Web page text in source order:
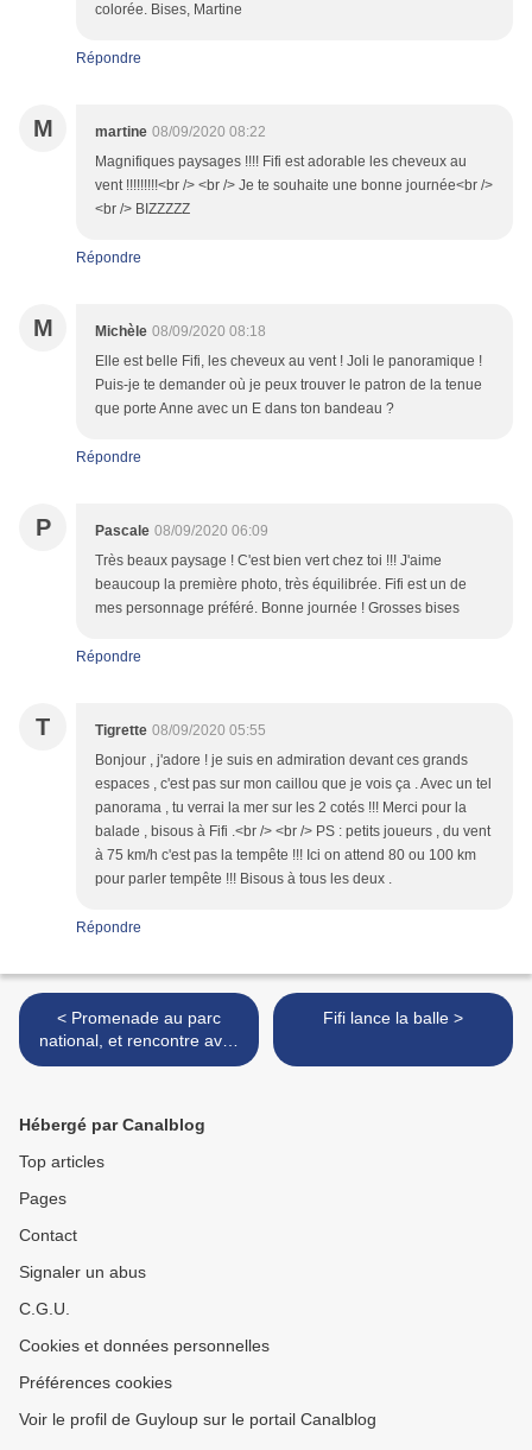
colorée. Bises, Martine
Répondre
M martine 08/09/2020 08:22
Magnifiques paysages !!!! Fifi est adorable les cheveux au
vent !!!!!!!!!<br /> <br /> Je te souhaite une bonne journée<br />
<br /> BIZZZZZ
Répondre
M Michèle 08/09/2020 08:18
Elle est belle Fifi, les cheveux au vent ! Joli le panoramique !
Puis-je te demander où je peux trouver le patron de la tenue
que porte Anne avec un E dans ton bandeau ?
Répondre
P Pascale 08/09/2020 06:09
Très beaux paysage ! C'est bien vert chez toi !!! J'aime
beaucoup la première photo, très équilibrée. Fifi est un de
mes personnage préféré. Bonne journée ! Grosses bises
Répondre
T Tigrette 08/09/2020 05:55
Bonjour , j'adore ! je suis en admiration devant ces grands
espaces , c'est pas sur mon caillou que je vois ça . Avec un tel
panorama , tu verrai la mer sur les 2 cotés !!! Merci pour la
balade , bisous à Fifi .<br /> <br /> PS : petits joueurs , du vent
à 75 km/h c'est pas la tempête !!! Ici on attend 80 ou 100 km
pour parler tempête !!! Bisous à tous les deux .
Répondre
< Promenade au parc
national, et rencontre avec
Fifi Brinpasdacier
Fifi lance la balle >
Hébergé par Canalblog
Top articles
Pages
Contact
Signaler un abus
C.G.U.
Cookies et données personnelles
Préférences cookies
Voir le profil de Guyloup sur le portail Canalblog